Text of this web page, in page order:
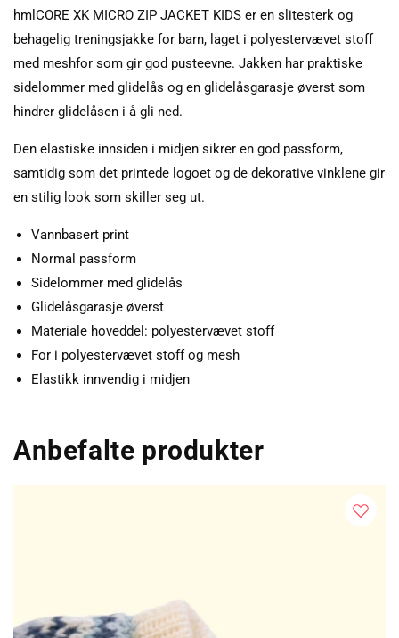
hmlCORE XK MICRO ZIP JACKET KIDS er en slitesterk og
behagelig treningsjakke for barn, laget i polyestervævet stoff
med meshfor som gir god pusteevne. Jakken har praktiske
sidelommer med glidelås og en glidelåsgarasje øverst som
hindrer glidelåsen i å gli ned.
Den elastiske innsiden i midjen sikrer en god passform,
samtidig som det printede logoet og de dekorative vinklene gir
en stilig look som skiller seg ut.
Vannbasert print
Normal passform
Sidelommer med glidelås
Glidelåsgarasje øverst
Materiale hoveddel: polyestervævet stoff
For i polyestervævet stoff og mesh
Elastikk innvendig i midjen
Anbefalte produkter